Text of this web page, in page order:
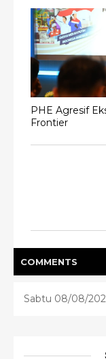
PHE Agresif
Frontier
COMMENTS
Sabtu 08/08/